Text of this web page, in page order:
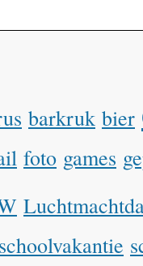
barkruk bier
foto games
schoolvakantie